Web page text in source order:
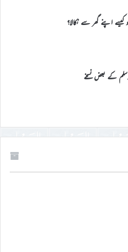
اپنے گھر سے نکالا؟
کے بعض نسخے